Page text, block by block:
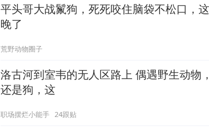
平头哥大战鬣狗，死死咬住脑袋不松口，
晚了
荒野动物圈子
洛古河到室韦的无人区路上 偶遇野生动物
还是狗，这
职场摆烂小能手 24跟贴